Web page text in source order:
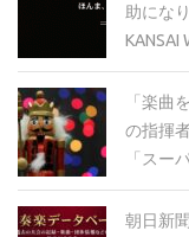
助にな
KANSAI
「楽曲
の指揮
「スー
朝日新